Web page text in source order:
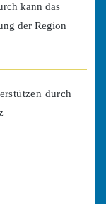
kann das
der Region
durch